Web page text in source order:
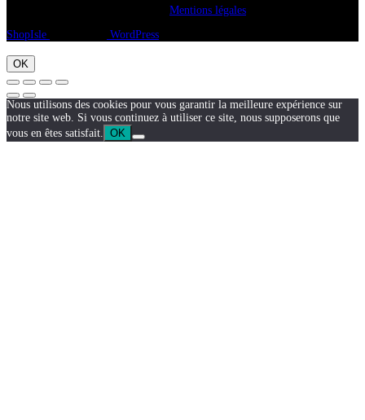
Mentions légales
ShopIsle
WordPress
OK
Nous utilisons des cookies pour vous garantir la meilleure expérience sur
notre site web. Si vous continuez à utiliser ce site, nous supposerons que
vous en êtes satisfait.
OK